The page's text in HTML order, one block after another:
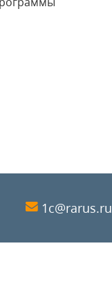
1c@rarus.ru